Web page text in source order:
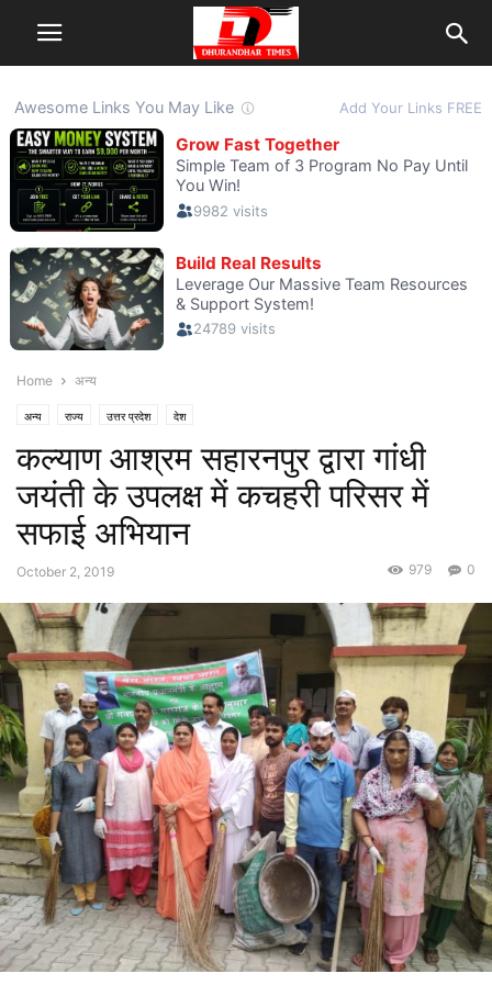
Home अन्य
अन्य राज्य उत्तर प्रदेश देश
कल्याण आश्रम सहारनपुर द्वारा गांधी
जयंती के उपलक्ष में कचहरी परिसर में
सफाई अभियान
October 2, 2019 0
979